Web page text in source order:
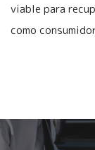
viable para
como